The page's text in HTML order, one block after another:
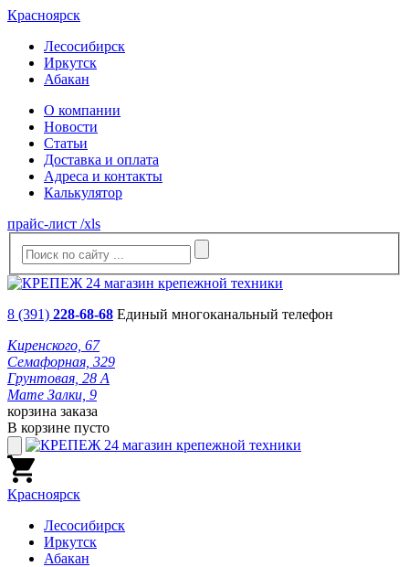
Красноярск
Лесосибирск
Иркутск
Абакан
О компании
Новости
Статьи
Доставка и оплата
Адреса и контакты
Калькулятор
прайс-лист /xls
8 (391) 228-68-68 Единый многоканальный телефон
Киренского, 67
Семафорная, 329
Грунтовая, 28 А
Мате Залки, 9
корзина заказа
В корзине пусто
Красноярск
Лесосибирск
Иркутск
Абакан